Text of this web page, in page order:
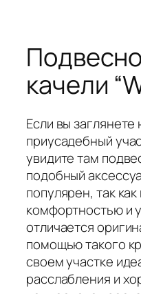
качели
Если вы
приусадебный
увидите там
подобный
популярен, так
комфортностью и
отличается
помощью такого
своем участке
расслабления и